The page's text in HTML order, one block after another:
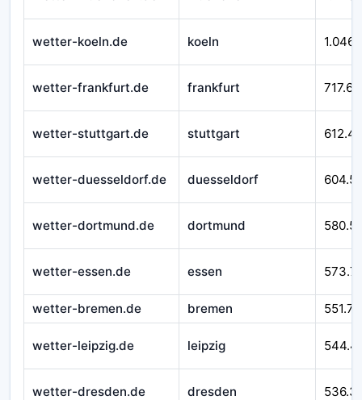
wetter-koeln.de koeln
wetter-frankfurt.de frankfurt
wetter-stuttgart.de stuttgart
wetter-duesseldorf.de duesseldorf
wetter-dortmund.de dortmund
wetter-essen.de essen
wetter-bremen.de bremen
wetter-leipzig.de leipzig
wetter-dresden.de dresden